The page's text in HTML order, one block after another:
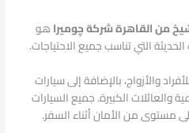
من القاهرة شركة چوميراهو
التي تناسب جميع الاحتياجات.
والأزواج، بالإضافة إلى سيارات
والعائلات الكبيرة. جميع السيارات
مستوى من الأمان أثناء السفر.